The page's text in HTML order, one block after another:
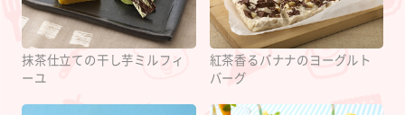
抹茶仕立ての干し芋ミルフィ
ーユ
紅茶香るバナナのヨーグルト
バーグ